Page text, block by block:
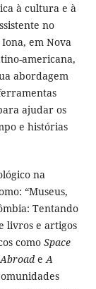
à cultura e à
no
em Nova
americana,
abordagem
ajudar os
e histórias
na
“Museus,
Tentando
livros e artigos
como Space
e A